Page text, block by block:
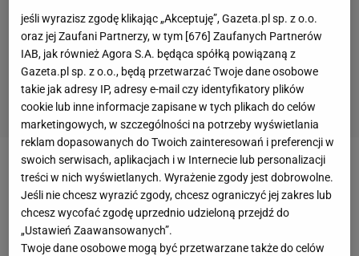
Jeszcze pół roku temu Luis Rocha był na wylocie z
Legii, ale jednak Portugalczyk zostanie wWarszawie
na dłużej. Rocha przegrał rywalizację z Michałem
Karbowinikiem, ale Polak niemal na pewno latem
jeśli wyrazisz zgodę klikając „Akceptuję”, Gazeta.pl sp. z o.o.
oraz jej Zaufani Partnerzy, w tym [676] Zaufanych Partnerów
IAB, jak również Agora S.A. będąca spółką powiązaną z
Gazeta.pl sp. z o.o., będą przetwarzać Twoje dane osobowe
takie jak adresy IP, adresy e-mail czy identyfikatory plików
cookie lub inne informacje zapisane w tych plikach do celów
marketingowych, w szczególności na potrzeby wyświetlania
reklam dopasowanych do Twoich zainteresowań i preferencji w
swoich serwisach, aplikacjach i w Internecie lub personalizacji
treści w nich wyświetlanych. Wyrażenie zgody jest dobrowolne.
Jeśli nie chcesz wyrazić zgody, chcesz ograniczyć jej zakres lub
chcesz wycofać zgodę uprzednio udzieloną przejdź do
„Ustawień Zaawansowanych”.
Twoje dane osobowe mogą być przetwarzane także do celów